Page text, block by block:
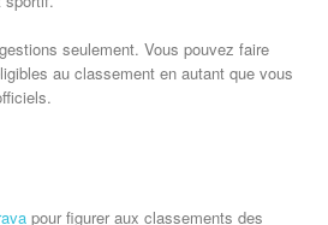
seulement. Vous pouvez faire
au classement en autant que vous
pour figurer aux classements des